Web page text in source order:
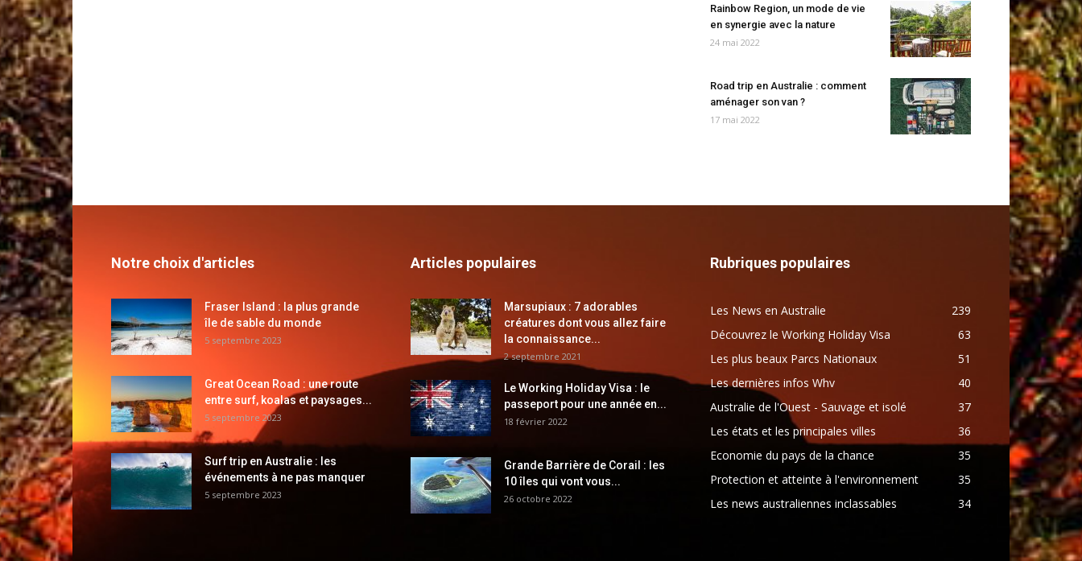
Rainbow Region, un mode de vie
en synergie avec la nature
24 mai 2022
Road trip en Australie : comment
aménager son van ?
17 mai 2022
Notre choix d'articles
Fraser Island : la plus grande
île de sable du monde
5 septembre 2023
Great Ocean Road : une route
entre surf, koalas et paysages...
5 septembre 2023
Surf trip en Australie : les
événements à ne pas manquer
5 septembre 2023
Articles populaires
Marsupiaux : 7 adorables
créatures dont vous allez faire
la connaissance...
2 septembre 2021
Le Working Holiday Visa : le
passeport pour une année en...
18 février 2022
Grande Barrière de Corail : les
10 îles qui vont vous...
26 octobre 2022
Rubriques populaires
Les News en Australie
239
Découvrez le Working Holiday Visa
63
Les plus beaux Parcs Nationaux
51
Les dernières infos Whv
40
Australie de l'Ouest - Sauvage et isolé
37
Les états et les principales villes
36
Economie du pays de la chance
35
Protection et atteinte à l'environnement
35
Les news australiennes inclassables
34